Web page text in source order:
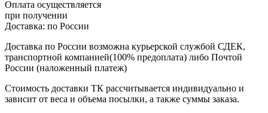
Оплата осуществляется
при получении
Доставка: по России
Доставка по России возможна курьерской службой СДЕК,
транспортной компанией(100% предоплата) либо Почтой
России (наложенный платеж)
Стоимость доставки ТК рассчитывается индивидуально и
зависит от веса и объема посылки, а также суммы заказа.